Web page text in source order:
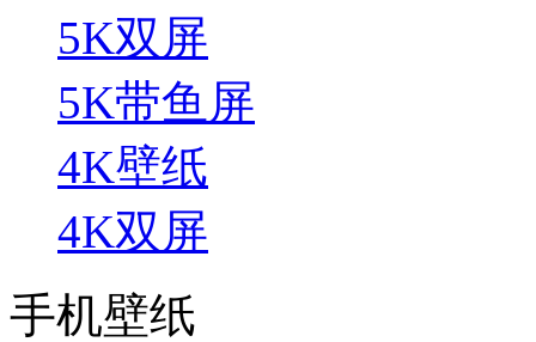
5K双屏
5K带鱼屏
4K壁纸
4K双屏
手机壁纸